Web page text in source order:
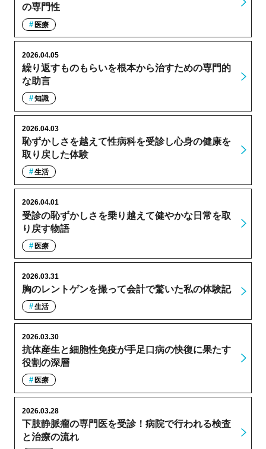
の専門性
医療
繰り返すものもらいを根本から治すための専門的
な助言
2026.04.05
知識
恥ずかしさを越えて性病科を受診し心身の健康を
取り戻した体験
2026.04.03
生活
受診の恥ずかしさを乗り越えて健やかな日常を取
り戻す物語
2026.04.01
医療
胸のレントゲンを撮って会計で驚いた私の体験記
2026.03.31
生活
抗体産生と細胞性免疫が手足口病の快復に果たす
役割の深層
2026.03.30
医療
下肢静脈瘤の専門医を受診！病院で行われる検査
と治療の流れ
2026.03.28